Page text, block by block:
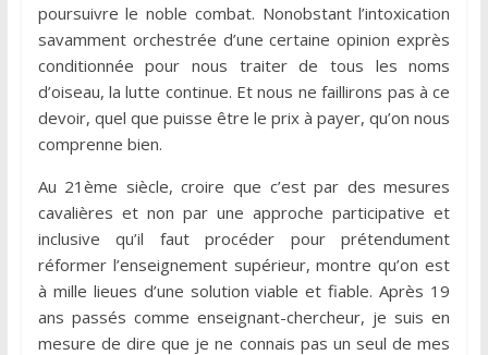
poursuivre le noble combat. Nonobstant l’intoxication
savamment orchestrée d’une certaine opinion exprès
conditionnée pour nous traiter de tous les noms
d’oiseau, la lutte continue. Et nous ne faillirons pas à ce
devoir, quel que puisse être le prix à payer, qu’on nous
comprenne bien.
Au 21ème siècle, croire que c’est par des mesures
cavalières et non par une approche participative et
inclusive qu’il faut procéder pour prétendument
réformer l’enseignement supérieur, montre qu’on est
à mille lieues d’une solution viable et fiable. Après 19
ans passés comme enseignant-chercheur, je suis en
mesure de dire que je ne connais pas un seul de mes